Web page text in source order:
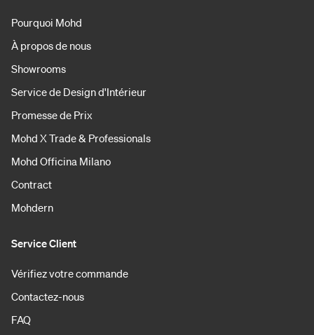
Pourquoi Mohd
À propos de nous
Showrooms
Service de Design d'Intérieur
Promesse de Prix
Mohd X Trade & Professionals
Mohd Officina Milano
Contract
Mohdern
Service Client
Vérifiez votre commande
Contactez-nous
FAQ